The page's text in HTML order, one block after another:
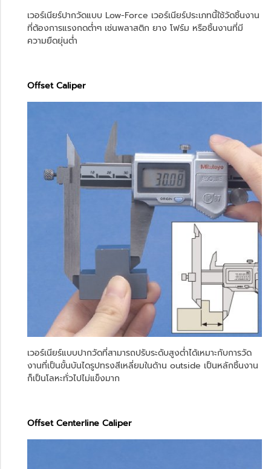
เวอร์เนียร์ปากวัดแบบ Low-Force เวอร์เนียร์ประเภทนี้ใช้วัดชิ้นงาน
ที่ต้องการแรงกดต่ำๆ เช่นพลาสติก ยาง โฟร์ม หรือชิ้นงานที่มี
ความยืดยุ่นต่ำ
Offset Caliper
เวอร์เนียร์แบบปากวัดที่สามารถปรับระดับสูงต่ำได้เหมาะกับการวัด
งานที่เป็นขั้นบันไดรูปทรงสีเหลี่ยมในด้าน outside เป็นหลักชิ้นงาน
ก็เป็นโลหะทั่วไปไม่แข็งมาก
Offset Centerline Caliper